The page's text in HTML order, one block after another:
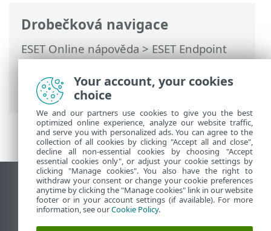
Drobečková navigace
ESET Online nápověda>ESET Endpoint
Security>Rozšířená nastavení>
Oznámení>Interaktivní upozornění>
Seznam interaktivních upozornění
Zobrazit verzi pro počítač
End of Life
ESET Databáze znalostí
Your account, your cookies
choice
We and our partners use cookies to give you the best
optimized online experience, analyze our website traffic,
and serve you with personalized ads. You can agree to the
collection of all cookies by clicking "Accept all and close",
decline all non-essential cookies by choosing "Accept
essential cookies only", or adjust your cookie settings by
clicking "Manage cookies". You also have the right to
withdraw your consent or change your cookie preferences
anytime by clicking the "Manage cookies" link in our website
footer or in your account settings (if available). For more
information, see ourCookie Policy.